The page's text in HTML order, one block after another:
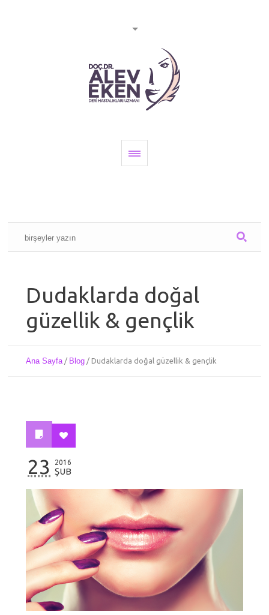
Dudaklarda doğal
güzellik & gençlik
Ana Sayfa / Blog /Dudaklarda doğal güzellik & gençlik
23 2016
ŞUB